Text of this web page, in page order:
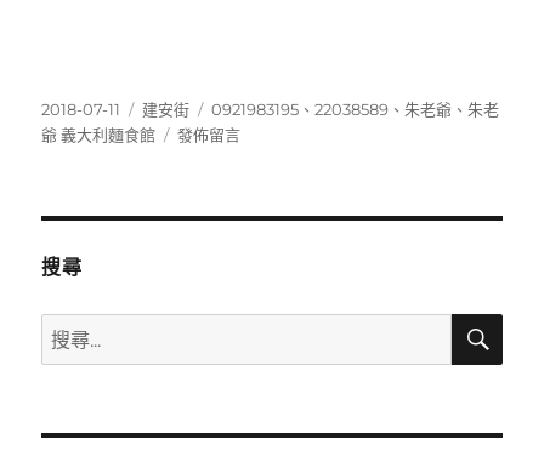
發
佈
2018-07-11
分
類
建安街
標
籤
0921983195 、22038589 、朱老爺 、朱老
爺 義大利麵食館
在
發佈留言
搜尋
搜
尋
鍵
搜